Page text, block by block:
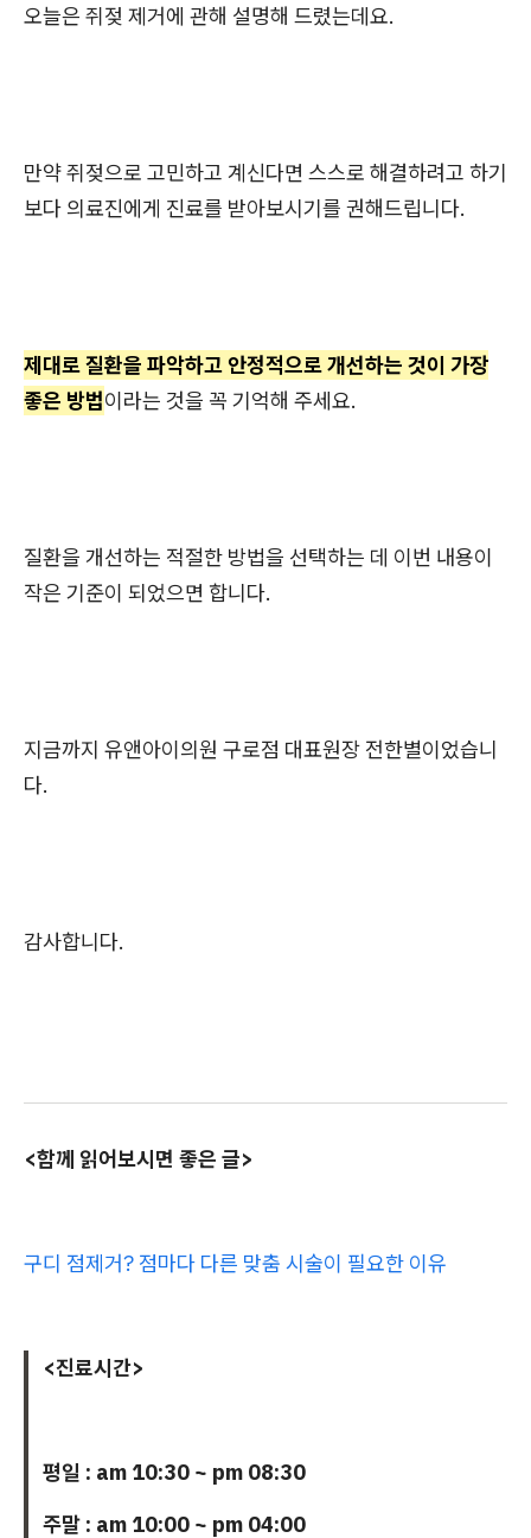
오늘은 쥐젖 제거에 관해 설명해 드렸는데요.
만약 쥐젖으로 고민하고 계신다면 스스로 해결하려고 하기
보다 의료진에게 진료를 받아보시기를 권해드립니다.
제대로 질환을 파악하고 안정적으로 개선하는 것이 가장
좋은 방법이라는 것을 꼭 기억해 주세요.
질환을 개선하는 적절한 방법을 선택하는 데 이번 내용이
작은 기준이 되었으면 합니다.
지금까지 유앤아이의원 구로점 대표원장 전한별이었습니
다.
감사합니다.
<함께 읽어보시면 좋은 글>
구디 점제거? 점마다 다른 맞춤 시술이 필요한 이유
<진료시간>
평일 : am 10:30 ~ pm 08:30
주말 : am 10:00 ~ pm 04:00